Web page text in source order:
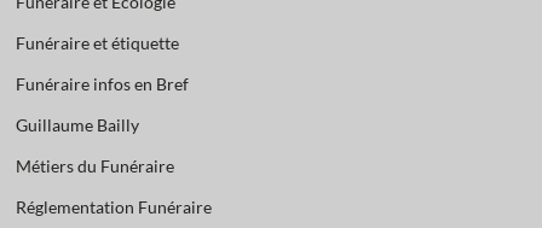
Funéraire et étiquette
Funéraire infos en Bref
Guillaume Bailly
Métiers du Funéraire
Réglementation Funéraire